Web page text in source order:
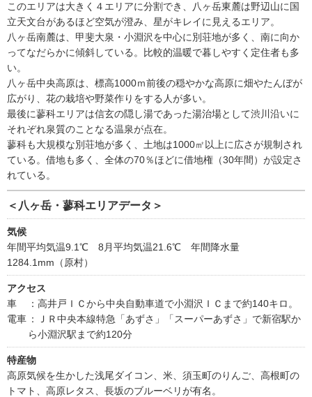
このエリアは大きく４エリアに分割でき、八ヶ岳東麓は野辺山に国
立天文台があるほど空気が澄み、星がキレイに見えるエリア。
八ヶ岳南麓は、甲斐大泉・小淵沢を中心に別荘地が多く、南に向か
ってなだらかに傾斜している。比較的温暖で暮しやすく定住者も多
い。
八ヶ岳中央高原は、標高1000ｍ前後の穏やかな高原に畑やたんぼが
広がり、花の栽培や野菜作りをする人が多い。
最後に蓼科エリアは信玄の隠し湯であった湯治場として渋川沿いに
それぞれ泉質のことなる温泉が点在。
蓼科も大規模な別荘地が多く、土地は1000㎡以上に広さが規制され
ている。借地も多く、全体の70％ほどに借地権（30年間）が設定さ
れている。
＜八ヶ岳・蓼科エリアデータ＞
気候
年間平均気温9.1℃ 8月平均気温21.6℃ 年間降水量
1284.1mm（原村）
アクセス
車
：高井戸ＩＣから中央自動車道で小淵沢ＩＣまで約140キロ。
電車 ：ＪＲ中央本線特急「あずさ」「スーパーあずさ」で新宿駅か
ら小淵沢駅まで約120分
特産物
高原気候を生かした浅尾ダイコン、米、須玉町のりんご、高根町の
トマト、高原レタス、長坂のブルーベリが有名。